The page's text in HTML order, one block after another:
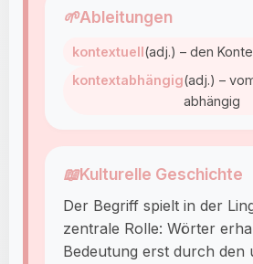
🌱Ableitungen
kontextuell(adj.) – den
kontextabhängig(adj.) –
abhängig
📖Kulturelle Geschichte
Der Begriff spielt in der
zentrale Rolle: Wörter
Bedeutung erst durch den